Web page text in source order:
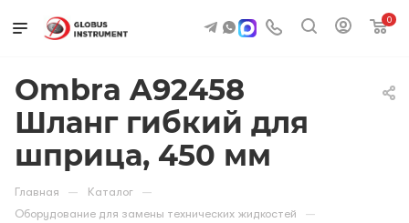
0
Ombra A92458
Шланг гибкий для
шприца, 450 мм
Главная — Каталог —
Оборудование для замены технических жидкостей —